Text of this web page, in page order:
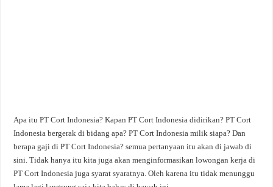
Apa itu PT Cort Indonesia? Kapan PT Cort Indonesia didirikan? PT Cort
Indonesia bergerak di bidang apa? PT Cort Indonesia milik siapa? Dan
berapa gaji di PT Cort Indonesia? semua pertanyaan itu akan di jawab di
sini. Tidak hanya itu kita juga akan menginformasikan lowongan kerja di
PT Cort Indonesia juga syarat syaratnya. Oleh karena itu tidak menunggu